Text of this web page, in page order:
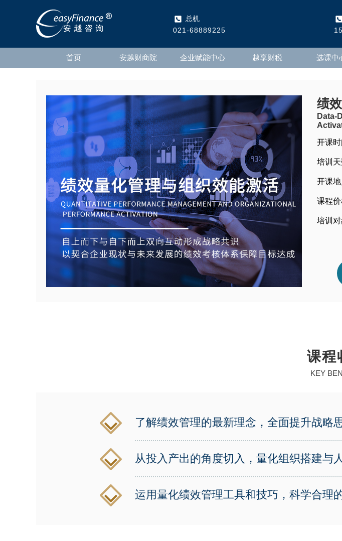
总机
021-68889225
首页 安越财商院 企业赋能中心 越享财税 选课中
绩
Data-
开课时
培训天
开课地
课程价
培训对
课程
KEY
了解绩效管理的最新理念，全面提升战略
从投入产出的角度切入，量化组织搭建与
运用量化绩效管理工具和技巧，科学合理